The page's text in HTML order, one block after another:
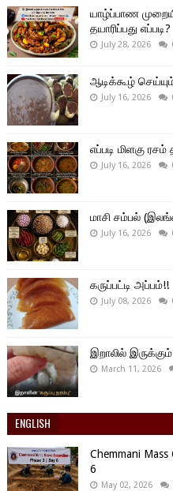
யாழ்ப்பாண
தயாரிப்பது எப்படி?
July 28, 2026
ஆடிக்கூழ்
July 16, 2026
எப்படி மிளகு ரசம்
July 16, 2026
மாசி சம்பல்
July 16, 2026
கருப்பட்டி அப்பம்!!
July 08, 2026
இறாலில் இருக்கும்
March 11, 2026
ENGLISH
Chemmani
6
May 02, 2026